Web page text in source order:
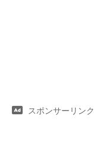
スポンサーリンク